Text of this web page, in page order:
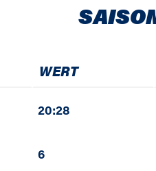
WERT
20:28
6